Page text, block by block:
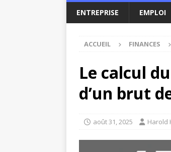
ENTREPRISE EMPLOI
ACCUEIL FINANCES
Le calcul
d’un brut
août 31, 2025 Harold